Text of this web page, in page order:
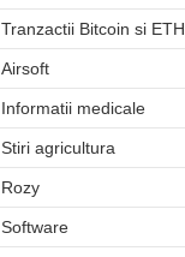
Tranzactii Bitcoin si ETH
Airsoft
Informatii medicale
Stiri agricultura
Rozy
Software